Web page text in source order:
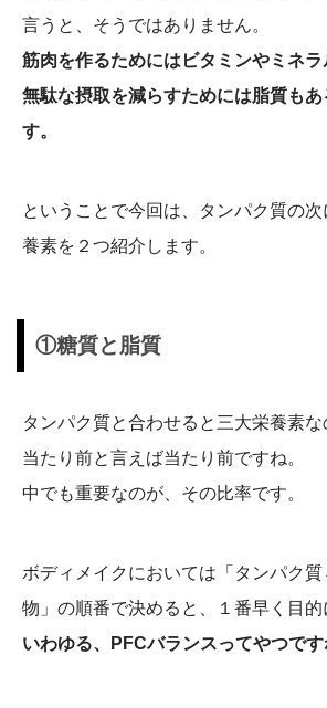
言うと、そうではありません。
筋肉を作るためにはビタミンやミネラ
無駄な摂取を減らすためには脂質も
す。
ということで今回は、タンパク質の
養素を２つ紹介します。
①糖質と脂質
タンパク質と合わせると三大栄養素
当たり前と言えば当たり前ですね。
中でも重要なのが、その比率です。
ボディメイクにおいては「タンパク
物」の順番で決めると、１番早く目的
いわゆる、PFCバランスってやつです